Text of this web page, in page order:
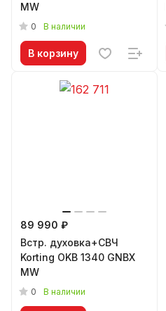
MW
0 В наличии
В корзину
89 990 ₽
Встр. духовка+СВЧ
Korting OKB 1340 GNBX
MW
0 В наличии